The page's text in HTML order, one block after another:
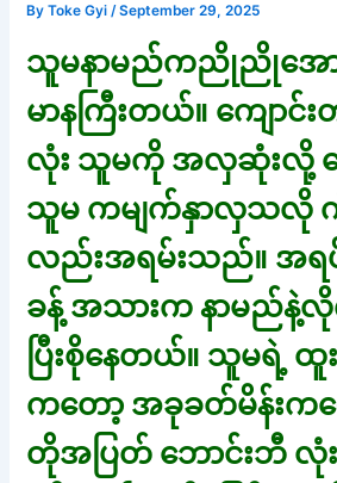
ByToke Gyi /September 29, 2025
သူမနာမည်ကညိုညိုအေ
မာနကြီးတယ်။ ကျောင်း
လုံး သူမကို အလှဆုံးလို့ ပ
သူမ ကမျက်နှာလှသလို
လည်းအရမ်းသည်။ အရ
ခန့် အသားက နာမည်နဲ့
ပြီးစိုနေတယ်။ သူမရဲ့ ထူး
ကတော့ အခုခတ်မိန်းက
တိုအပြတ် ဘောင်းဘီ လုံး